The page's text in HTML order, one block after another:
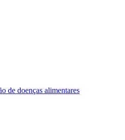
de doenças alimentares